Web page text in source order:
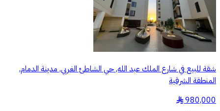
شقة للبيع في شارع الملك عبد الله, حي الشاطئ الغربي, مدينة الدمام,
المنطقة الشرقية
980,000
§